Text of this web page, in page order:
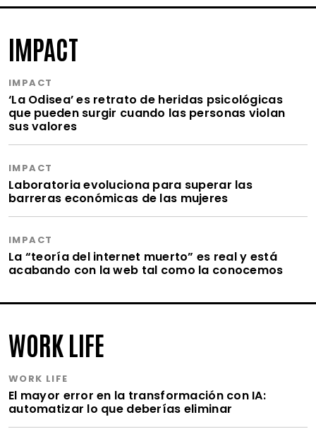
IMPACT
IMPACT
‘La Odisea’ es retrato de heridas psicológicas
que pueden surgir cuando las personas violan
sus valores
IMPACT
Laboratoria evoluciona para superar las
barreras económicas de las mujeres
IMPACT
La “teoría del internet muerto” es real y está
acabando con la web tal como la conocemos
WORK LIFE
WORK LIFE
El mayor error en la transformación con IA:
automatizar lo que deberías eliminar